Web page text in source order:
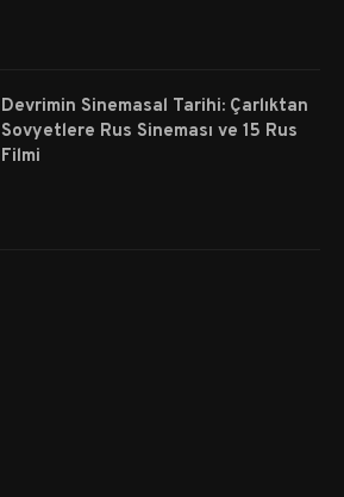
Devrimin Sinemasal Tarihi: Çarlıktan
Sovyetlere Rus Sineması ve 15 Rus
Filmi